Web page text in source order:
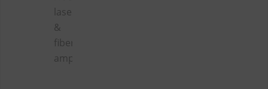
lasers
&
fiber
amplifiers